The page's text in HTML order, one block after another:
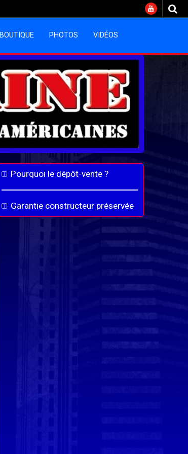
BOUTIQUE PHOTOS VIDÉOS
Pourquoi le dépôt-vente ?
Garantie constructeur préservée